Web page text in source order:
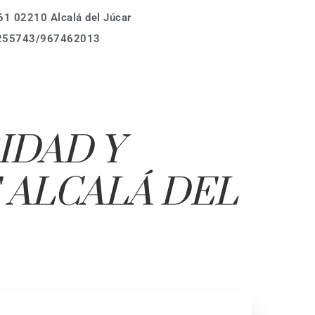
02210 Alcalá del Júcar
Tel.: (+34)678 255743
info@casarurallabodeguilla.com
02210 Alcalá del Júcar
967462013
Y
DEL